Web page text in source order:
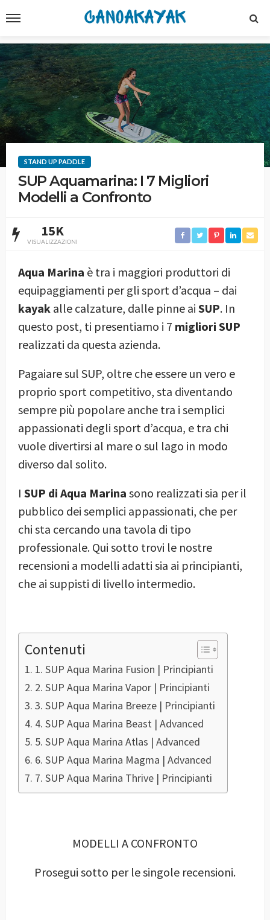
STAND UP PADDLE
SUP Aquamarina: I 7 Migliori
Modelli a Confronto
15K
VISUALIZZAZIONI
Aqua Marina è tra i maggiori produttori di
equipaggiamenti per gli sport d’acqua – dai
kayak alle calzature, dalle pinne ai SUP. In
questo post, ti presentiamo i 7 migliori SUP
realizzati da questa azienda.
Pagaiare sul SUP, oltre che essere un vero e
proprio sport competitivo, sta diventando
sempre più popolare anche tra i semplici
appassionati degli sport d’acqua, e tra chi
vuole divertirsi al mare o sul lago in modo
diverso dal solito.
I SUP di Aqua Marina sono realizzati sia per il
pubblico dei semplici appassionati, che per
chi sta cercando una tavola di tipo
professionale. Qui sotto trovi le nostre
recensioni a modelli adatti sia ai principianti,
che ai suppisti di livello intermedio.
Contenuti
1. SUP Aqua Marina Fusion | Principianti
2. SUP Aqua Marina Vapor | Principianti
3. SUP Aqua Marina Breeze | Principianti
4. SUP Aqua Marina Beast | Advanced
5. SUP Aqua Marina Atlas | Advanced
6. SUP Aqua Marina Magma | Advanced
7. SUP Aqua Marina Thrive | Principianti
MODELLI A CONFRONTO
Prosegui sotto per le singole recensioni.